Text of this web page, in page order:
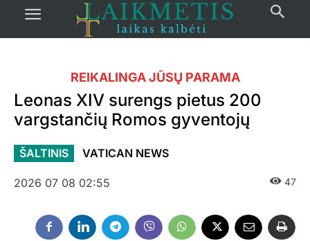
REIKALINGA JŪSŲ PARAMA
Leonas XIV surengs pietus 200
vargstančių Romos gyventojų
ŠALTINIS VATICAN NEWS
2026 07 08 02:55 47